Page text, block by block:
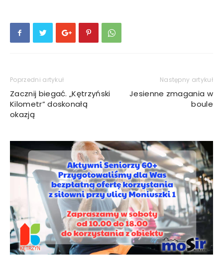
Poprzedni artykuł
Zacznij biegać. „Kętrzyński
Kilometr” doskonałą
okazją
Następny artykuł
Jesienne zmagania w
boule